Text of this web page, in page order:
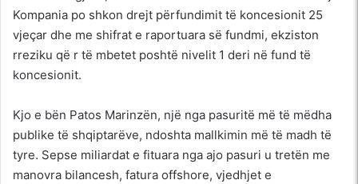
Kompania po shkon drejt përfundimit të koncesionit 25
vjeçar dhe me shifrat e raportuara së fundmi, ekziston
rreziku që r të mbetet poshtë nivelit 1 deri në fund të
koncesionit.
Kjo e bën Patos Marinzën, një nga pasuritë më të mëdha
publike të shqiptarëve, ndoshta mallkimin më të madh të
tyre. Sepse miliardat e fituara nga ajo pasuri u tretën me
manovra bilancesh, fatura offshore, vjedhjet e